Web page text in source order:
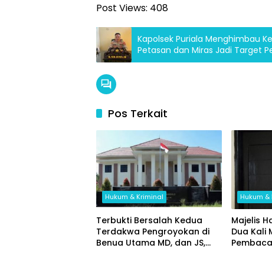
Post Views: 408
Kapolsek Puriala Menghimbau
Petasan dan Miras Jadi Target
Pos Terkait
Hukum & Kriminal
Terbukti Bersalah Kedua
Terdakwa Pengroyokan di
Benua Utama MD, dan JS,
Hukum
Majelis
Dua Kali